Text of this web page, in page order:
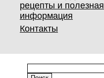
рецепты и полезная
информация
Контакты